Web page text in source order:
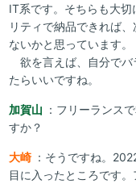
IT系です。そちらも大
リティで納品できれば
ないかと思っています。
欲を言えば、自分でバ
たらいいですね。
加賀山 ：フリーランス
すか？
大崎 ：そうですね。
目に入ったところです